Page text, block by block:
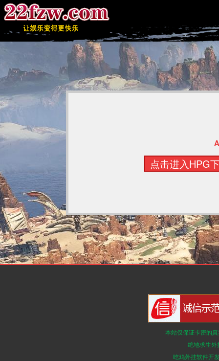
点击进入HPG
本站仅保证卡密的
绝地求生外
吃鸡外挂软件开